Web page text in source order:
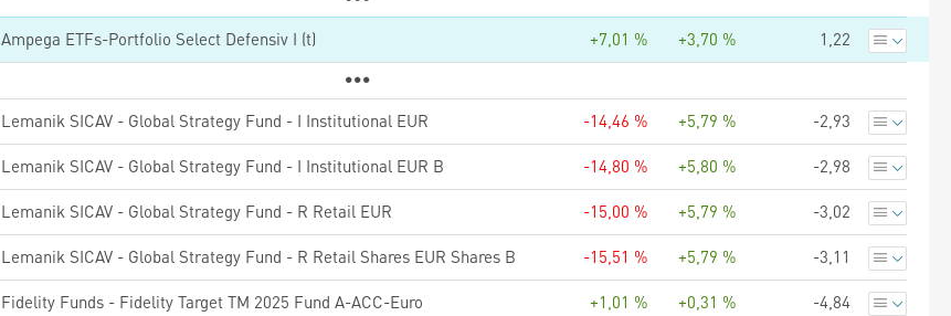
Ampega ETFs-Portfolio Select Defensiv I (t) +7,01 % +3,70 % 1,22
Lemanik SICAV - Global Strategy Fund - I Institutional EUR -14,46 % +5,79 % -2,93
Lemanik SICAV - Global Strategy Fund - I Institutional EUR B -14,80 % +5,80 % -2,98
Lemanik SICAV - Global Strategy Fund - R Retail EUR -15,00 % +5,79 % -3,02
Lemanik SICAV - Global Strategy Fund - R Retail Shares EUR Shares B -15,51 % +5,79 % -3,11
Fidelity Funds - Fidelity Target TM 2025 Fund A-ACC-Euro +1,01 % +0,31 % -4,84